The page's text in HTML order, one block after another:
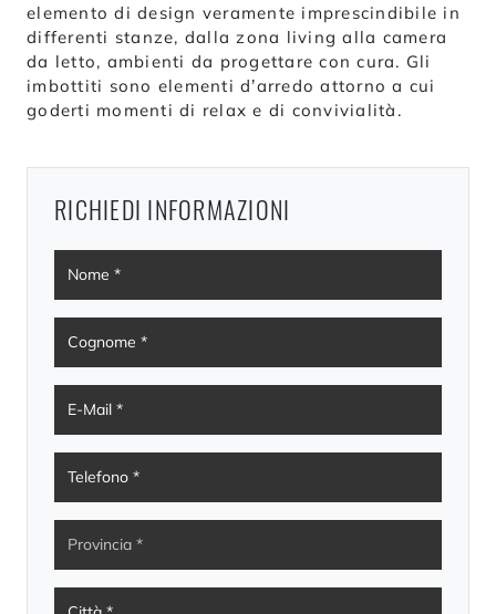
elemento di design veramente imprescindibile in
differenti stanze, dalla zona living alla camera
da letto, ambienti da progettare con cura. Gli
imbottiti sono elementi d’arredo attorno a cui
goderti momenti di relax e di convivialità.
RICHIEDI INFORMAZIONI